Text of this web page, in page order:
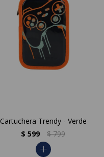
Cartuchera Trendy - Verde
$ 599 $ 799
add